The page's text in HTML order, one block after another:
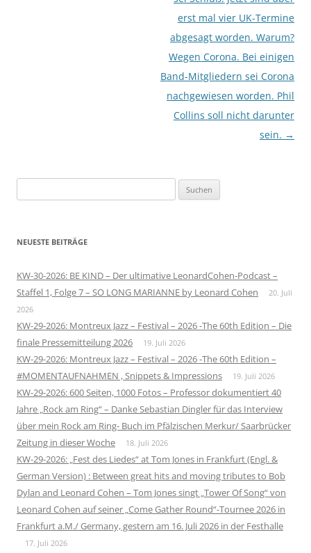
erst mal vier UK-Termine
abgesagt worden. Warum?
Wegen Corona. Bei einigen
Band-Mitgliedern sei Corona
nachgewiesen worden. Phil
Collins soll nicht darunter
sein. →
nach:
NEUESTE BEITRÄGE
KW-30-2026: BE KIND – Der ultimative LeonardCohen-Podcast –
Staffel 1, Folge 7 – SO LONG MARIANNE by Leonard Cohen
20. Juli
2026
KW-29-2026: Montreux Jazz – Festival – 2026 -The 60th Edition – Die
finale Pressemitteilung 2026
19. Juli 2026
KW-29-2026: Montreux Jazz – Festival – 2026 -The 60th Edition –
#MOMENTAUFNAHMEN , Snippets & Impressions
19. Juli 2026
KW-29-2026: 600 Seiten, 1000 Fotos – Professor dokumentiert 40
Jahre „Rock am Ring“ – Danke Sebastian Dingler für das Interview
über mein Rock am Ring- Buch im Pfälzischen Merkur/ Saarbrücker
Zeitung in dieser Woche
18. Juli 2026
KW-29-2026: „Fest des Liedes“ at Tom Jones in Frankfurt (Engl. &
German Version) : Between great hits and moving tributes to Bob
Dylan and Leonard Cohen – Tom Jones singt „Tower Of Song“ von
Leonard Cohen auf seiner „Come Gather Round“-Tournee 2026 in
Frankfurt a.M./ Germany, gestern am 16. Juli 2026 in der Festhalle
17. Juli 2026